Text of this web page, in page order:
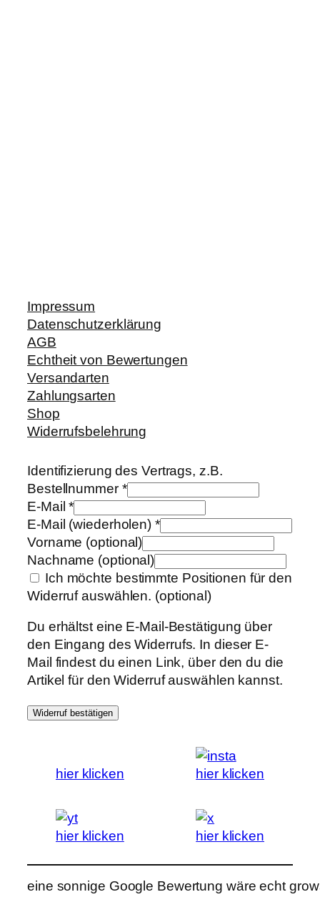
Impressum
Datenschutzerklärung
AGB
Echtheit von Bewertungen
Versandarten
Zahlungsarten
Shop
Widerrufsbelehrung
Identifizierung des Vertrags, z.B.
Bestellnummer *
E-Mail*
E-Mail (wiederholen) *
Vorname (optional)
Nachname (optional)
Ich möchte bestimmte Positionen für den
Widerruf auswählen. (optional)
Du erhältst eine E-Mail-Bestätigung über
den Eingang des Widerrufs. In dieser E-
Mail findest du einen Link, über den du die
Artikel für den Widerruf auswählen kannst.
Widerruf bestätigen
hier klicken hier klicken
hier klicken hier klicken
eine sonnige Google Bewertung wäre echt